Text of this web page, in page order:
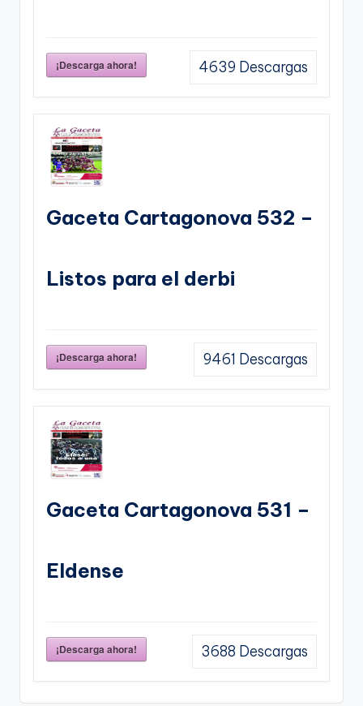
¡Descarga ahora! 4639 Descargas
Gaceta Cartagonova 532 –
Listos para el derbi
¡Descarga ahora! 9461 Descargas
Gaceta Cartagonova 531 –
Eldense
¡Descarga ahora! 3688 Descargas